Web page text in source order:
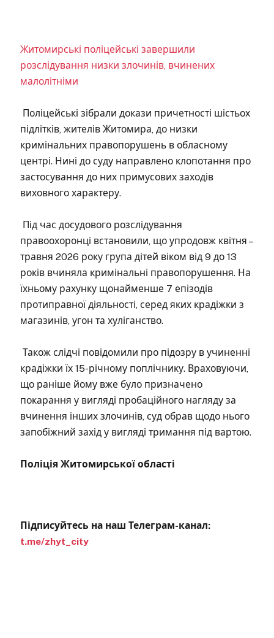
Житомирські поліцейські завершили
розслідування низки злочинів, вчинених
малолітніми
Поліцейські зібрали докази причетності шістьох
підлітків, жителів Житомира, до низки
кримінальних правопорушень в обласному
центрі. Нині до суду направлено клопотання про
застосування до них примусових заходів
виховного характеру.
Під час досудового розслідування
правоохоронці встановили, що упродовж квітня –
травня 2026 року група дітей віком від 9 до 13
років вчиняла кримінальні правопорушення. На
їхньому рахунку щонайменше 7 епізодів
протиправної діяльності, серед яких крадіжки з
магазинів, угон та хуліганство.
Також слідчі повідомили про підозру в учиненні
крадіжки їх 15-річному поплічнику. Враховуючи,
що раніше йому вже було призначено
покарання у вигляді пробаційного нагляду за
вчинення інших злочинів, суд обрав щодо нього
запобіжний захід у вигляді тримання під вартою.
Поліція Житомирської області
Підписуйтесь на наш Телеграм-канал:
t.me/zhyt_city